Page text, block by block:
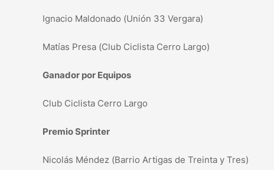
Ignacio Maldonado (Unión 33 Vergara)
Matías Presa (Club Ciclista Cerro Largo)
Ganador por Equipos
Club Ciclista Cerro Largo
Premio Sprinter
Nicolás Méndez (Barrio Artigas de Treinta y Tres)